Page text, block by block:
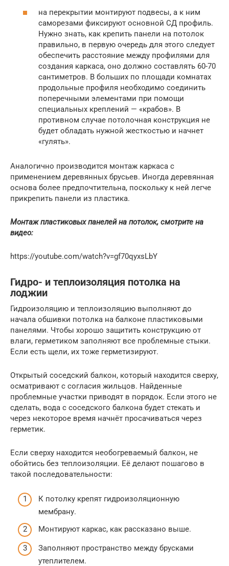
на перекрытии монтируют подвесы, а к ним
саморезами фиксируют основной СД профиль.
Нужно знать, как крепить панели на потолок
правильно, в первую очередь для этого следует
обеспечить расстояние между профилями для
создания каркаса, оно должно составлять 60-70
сантиметров. В больших по площади комнатах
продольные профиля необходимо соединить
поперечными элементами при помощи
специальных креплений — «крабов». В
противном случае потолочная конструкция не
будет обладать нужной жесткостью и начнет
«гулять».
Аналогично производится монтаж каркаса с
применением деревянных брусьев. Иногда деревянная
основа более предпочтительна, поскольку к ней легче
прикрепить панели из пластика.
Монтаж пластиковых панелей на потолок, смотрите на
видео:
https://youtube.com/watch?v=gf70qyxsLbY
Гидро- и теплоизоляция потолка на
лоджии
Гидроизоляцию и теплоизоляцию выполняют до
начала обшивки потолка на балконе пластиковыми
панелями. Чтобы хорошо защитить конструкцию от
влаги, герметиком заполняют все проблемные стыки.
Если есть щели, их тоже герметизируют.
Открытый соседский балкон, который находится сверху,
осматривают с согласия жильцов. Найденные
проблемные участки приводят в порядок. Если этого не
сделать, вода с соседского балкона будет стекать и
через некоторое время начнёт просачиваться через
герметик.
Если сверху находится необогреваемый балкон, не
обойтись без теплоизоляции. Её делают пошагово в
такой последовательности:
К потолку крепят гидроизоляционную
мембрану.
Монтируют каркас, как рассказано выше.
Заполняют пространство между брусками
утеплителем.